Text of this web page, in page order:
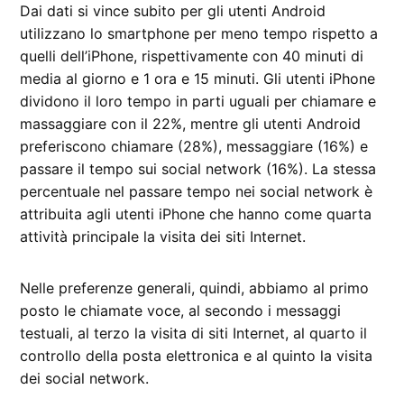
Dai dati si vince subito per gli utenti Android
utilizzano lo smartphone per meno tempo rispetto a
quelli dell’iPhone, rispettivamente con 40 minuti di
media al giorno e 1 ora e 15 minuti. Gli utenti iPhone
dividono il loro tempo in parti uguali per chiamare e
massaggiare con il 22%, mentre gli utenti Android
preferiscono chiamare (28%), messaggiare (16%) e
passare il tempo sui social network (16%). La stessa
percentuale nel passare tempo nei social network è
attribuita agli utenti iPhone che hanno come quarta
attività principale la visita dei siti Internet.
Nelle preferenze generali, quindi, abbiamo al primo
posto le chiamate voce, al secondo i messaggi
testuali, al terzo la visita di siti Internet, al quarto il
controllo della posta elettronica e al quinto la visita
dei social network.